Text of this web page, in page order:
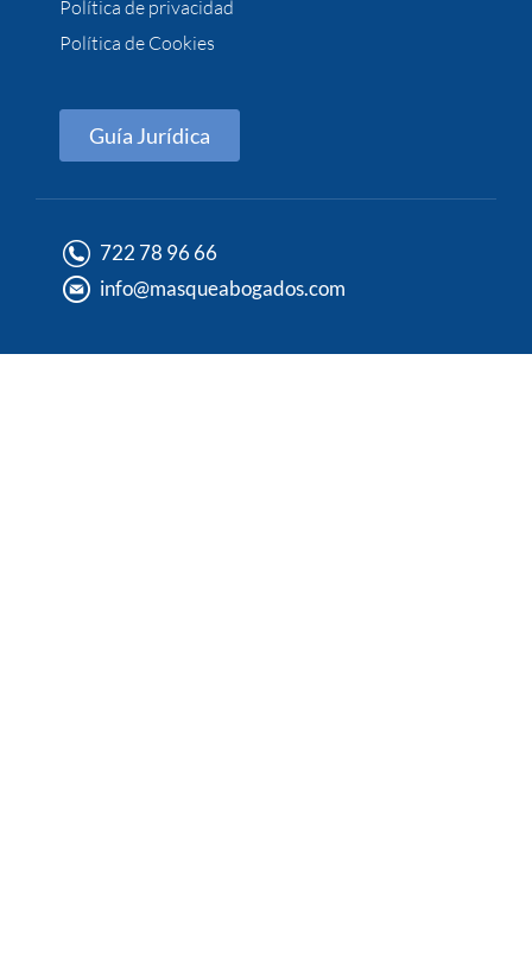
Política de privacidad
Política de Cookies
Guía Jurídica
722 78 96 66
info@masqueabogados.com